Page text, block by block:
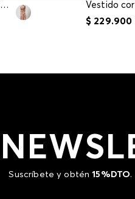
Vestido largo con correa para mujer Vestido
$ 229.900
Suscríbete y obtén15%DTO.